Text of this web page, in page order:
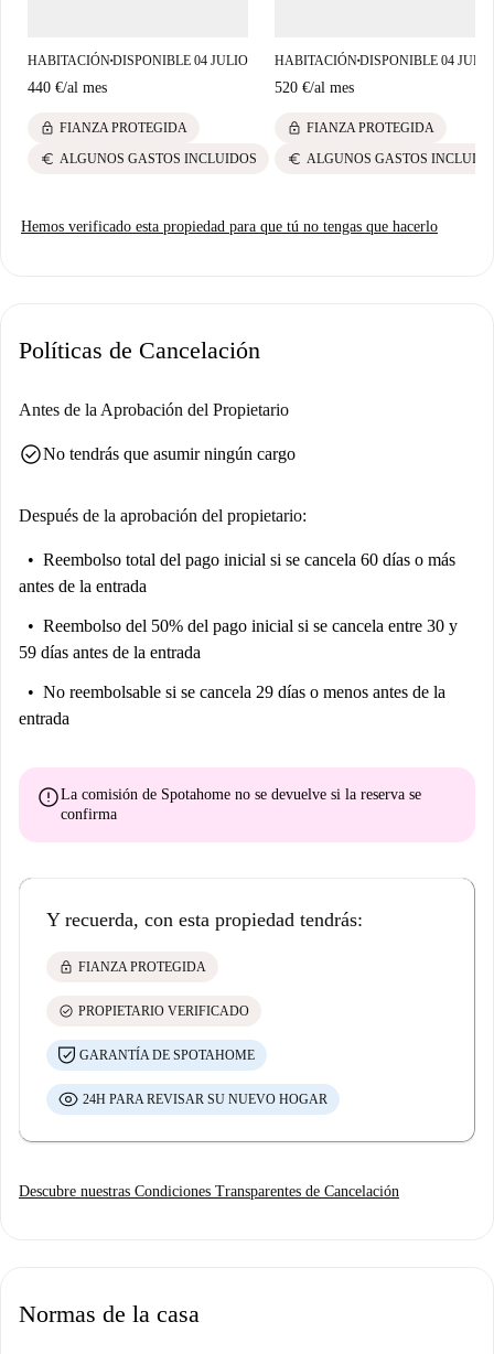
Spotahome!
HABITACIÓN■DISPONIBLE 04 JULIO
440 €/al mes
lock FIANZA PROTEGIDA
euro ALGUNOS GASTOS INCLUIDOS
HABITACIÓN■DISPONIBLE 04 JULIO
520 €/al mes
lock FIANZA PROTEGIDA
euro ALGUNOS GASTOS
Hemos verificado esta propiedad para que tú no tengas que hacerlo
Políticas de Cancelación
Antes de la Aprobación del Propietario
check_circleNo tendrás que asumir ningún cargo
Después de la aprobación del propietario:
Reembolso total del pago inicial si se cancela 60 días o más
antes de la entrada
Reembolso del 50% del pago inicial si se cancela entre 30 y
59 días antes de la entrada
No reembolsable si se cancela 29 días o menos antes de la
entrada
errorLa comisión de Spotahome no se devuelve si la reserva se
confirma
Y recuerda, con esta propiedad tendrás:
lock FIANZA PROTEGIDA
check_circle PROPIETARIO VERIFICADO
GARANTÍA DE SPOTAHOME
24H PARA REVISAR SU NUEVO HOGAR
Descubre nuestras Condiciones Transparentes de Cancelación
Normas de la casa